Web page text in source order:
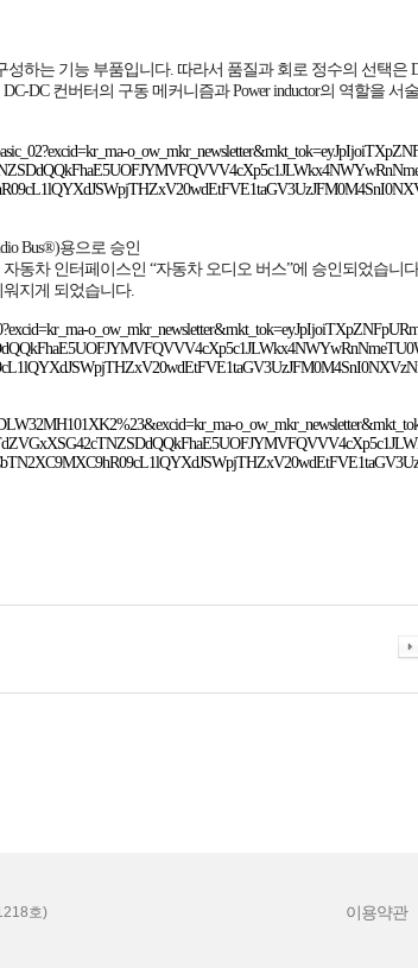
성하는 기능 부품입니다. 따라서 품질과 회로 정수의 선택은
DC 컨버터의 구동 메커니즘과 Power inductor의 역할을 서
Bus®)용으로 승인
동차 인터페이스인 “자동차 오디오 버스”에 승인되었습니
지게 되었습니다.
호)
이용약관